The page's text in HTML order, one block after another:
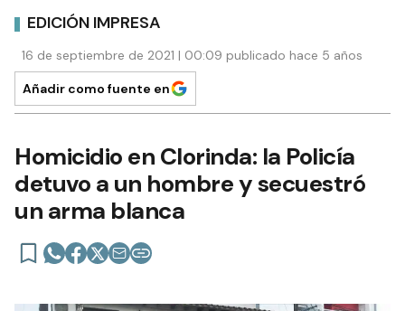
EDICIÓN IMPRESA
16 de septiembre de 2021 | 00:09 publicado hace 5 años
Añadir como fuente en
Homicidio en Clorinda: la Policía
detuvo a un hombre y secuestró
un arma blanca